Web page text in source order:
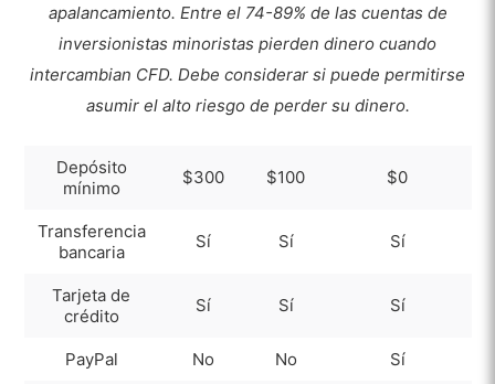
apalancamiento. Entre el 74-89% de las cuentas de
inversionistas minoristas pierden dinero cuando
intercambian CFD. Debe considerar si puede permitirse
asumir el alto riesgo de perder su dinero.
Depósito
mínimo
$300 $100 $0
Transferencia
bancaria
Sí Sí Sí
Tarjeta de
crédito
Sí Sí Sí
PayPal No No Sí